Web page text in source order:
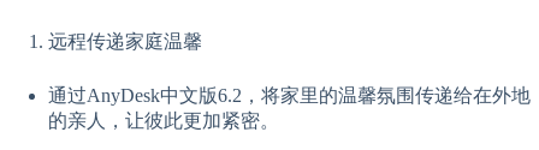
远程传递家庭温馨
通过AnyDesk中文版6.2，将家里的温馨氛围传递给在外地
的亲人，让彼此更加紧密。